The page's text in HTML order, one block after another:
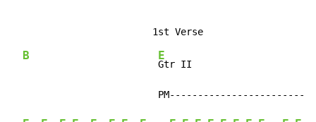
B E
Gtr II